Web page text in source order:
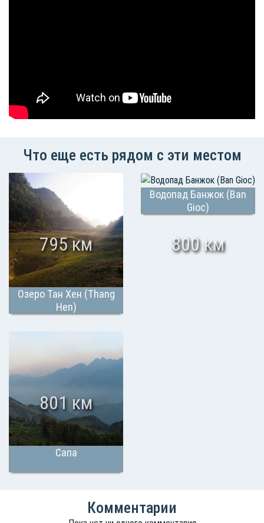
Что еще есть рядом с эти местом
Озеро Тан Хен (Thang
Hen)
795 км
Водопад Банжок (Ban
Gioc)
800 км
Сапа
801 км
Комментарии